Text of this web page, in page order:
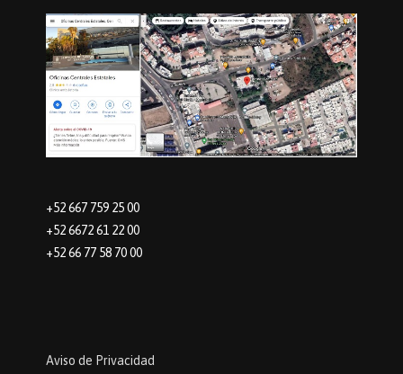
+52 667 759 25 00
+52 6672 61 22 00
+52 66 77 58 70 00
Aviso de Privacidad